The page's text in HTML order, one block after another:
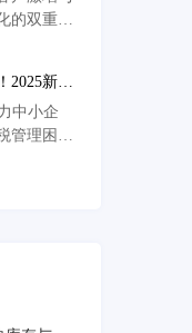
的双重挑
辰智能
账套管理
报功能，
2025新版
+免费业
轻松省下
中小企
管理困